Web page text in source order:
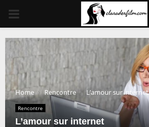
PRIMARY
MENU
Home Rencontre L’amour sur internet
Rencontre
L’amour sur internet